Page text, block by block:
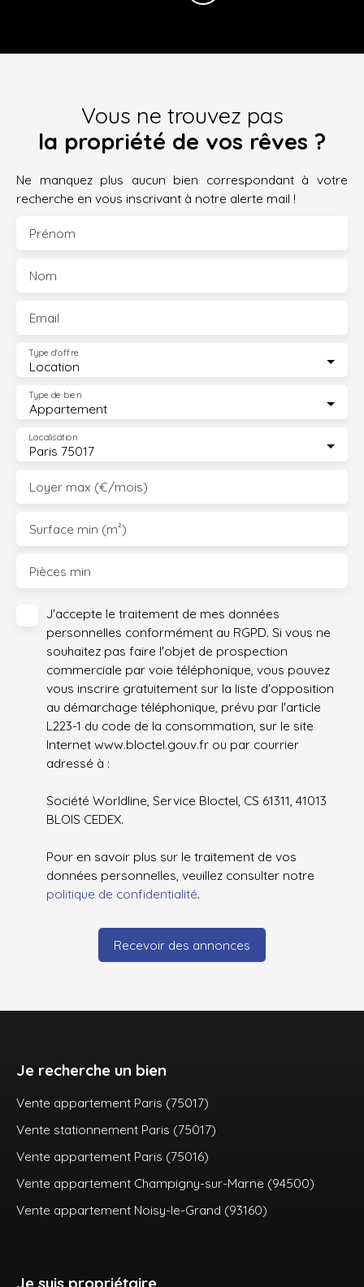
Vous ne trouvez pas
la propriété de vos rêves ?
Ne manquez plus aucun bien correspondant à votre
recherche en vous inscrivant à notre alerte mail !
Prénom
Nom
Email
Location
Type d'offre
Appartement
Type de bien
Paris 75017
Localisation
Loyer max (€/mois)
Surface min (m²)
Pièces min
J'accepte le traitement de mes données
personnelles conformément au RGPD. Si vous ne
souhaitez pas faire l'objet de prospection
commerciale par voie téléphonique, vous pouvez
vous inscrire gratuitement sur la liste d'opposition
au démarchage téléphonique, prévu par l'article
L223-1 du code de la consommation, sur le site
Internet www.bloctel.gouv.fr ou par courrier
adressé à :
Société Worldline, Service Bloctel, CS 61311, 41013
BLOIS CEDEX.
Pour en savoir plus sur le traitement de vos
données personnelles, veuillez consulter notre
politique de confidentialité.
Recevoir des annonces
Je recherche un bien
Vente appartement Paris (75017)
Vente stationnement Paris (75017)
Vente appartement Paris (75016)
Vente appartement Champigny-sur-Marne (94500)
Vente appartement Noisy-le-Grand (93160)